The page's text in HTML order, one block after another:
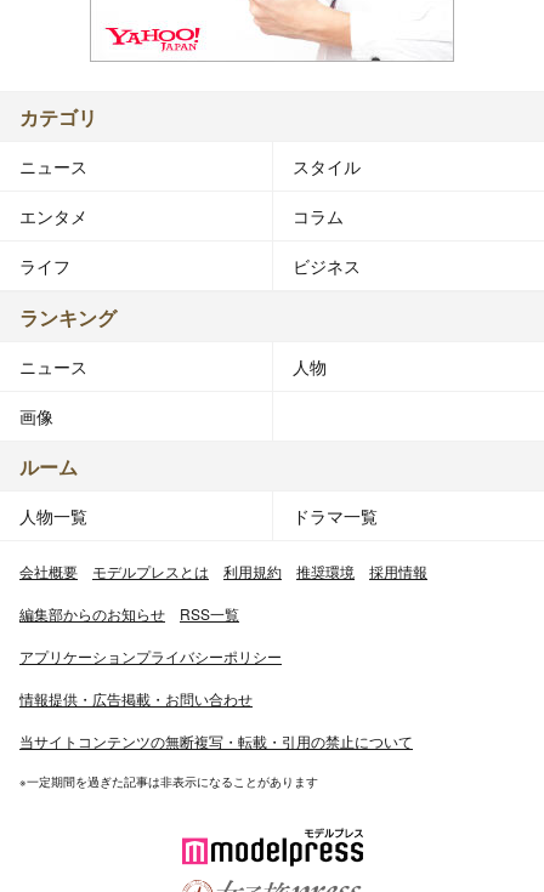
カテゴリ
ニュース スタイル
エンタメ コラム
ライフ ビジネス
ランキング
ニュース 人物
画像
ルーム
人物一覧 ドラマ一覧
会社概要 モデルプレスとは 利用規約 推奨環境 採用情報
編集部からのお知らせ RSS一覧
アプリケーションプライバシーポリシー
情報提供・広告掲載・お問い合わせ
当サイトコンテンツの無断複写・転載・引用の禁止について
※一定期間を過ぎた記事は非表示になることがあります